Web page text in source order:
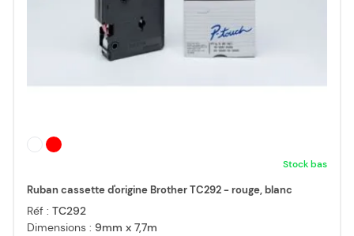
Stock bas
Ruban cassette d'origine Brother TC292 - rouge, blanc
Réf : TC292
Dimensions : 9mm x 7,7m